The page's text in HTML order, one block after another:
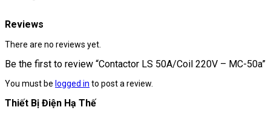
Reviews
There are no reviews yet.
Be the first to review “Contactor LS 50A/Coil 220V – MC-50a”
You must be logged in to post a review.
Thiết Bị Điện Hạ Thế